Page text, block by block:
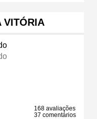
VITÓRIA
168 avaliações
37 comentários